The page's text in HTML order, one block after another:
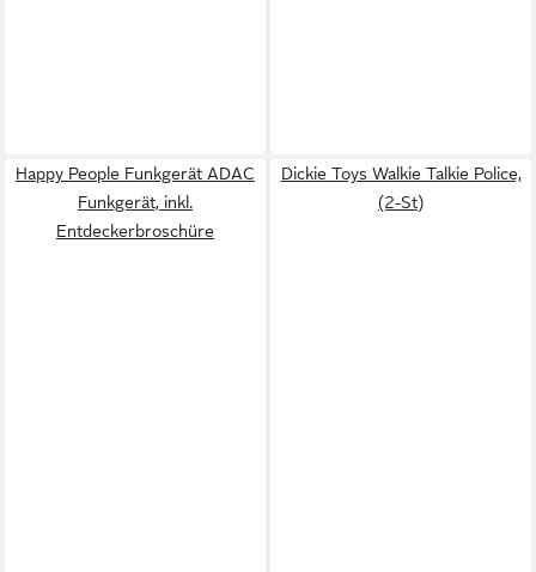
Happy People Funkgerät ADAC
Funkgerät, inkl.
Entdeckerbroschüre
Dickie Toys Walkie Talkie Police,
(2-St)